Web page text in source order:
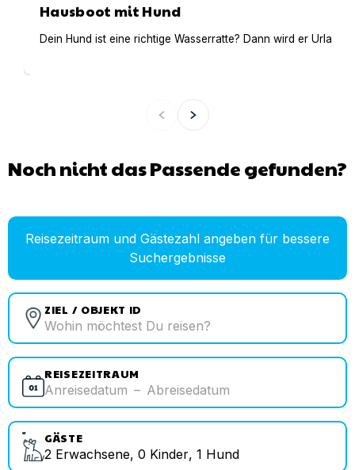
Hausboot mit Hund
Dein Hund ist eine richtige Wasserratte? Dann wird er
Noch nicht das Passende gefunden?
Reisezeitraum und Gästezahl angeben für bessere
Suchergebnisse
ZIEL / OBJEKT ID
REISEZEITRAUM
Anreisedatum – Abreisedatum
GÄSTE
2 Erwachsene, 0 Kinder, 1 Hund